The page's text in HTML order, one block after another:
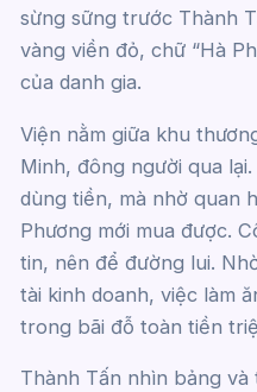
sừng sững trước Thành
vàng viền đỏ, chữ “Hà
của danh gia.
Viện nằm giữa khu
Minh, đông người qua
dùng tiền, mà nhờ quan
Phương mới mua được.
tin, nên để đường lui.
tài kinh doanh, việc làm
trong bãi đỗ toàn tiền
Thành Tấn nhìn bảng